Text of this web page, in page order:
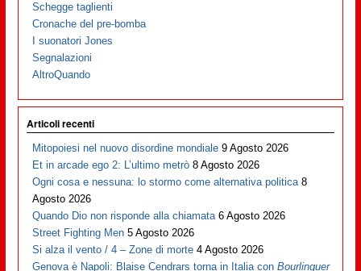
Schegge taglienti
Cronache del pre-bomba
I suonatori Jones
Segnalazioni
AltroQuando
Articoli recenti
Mitopoiesi nel nuovo disordine mondiale 9 Agosto 2026
Et in arcade ego 2: L’ultimo metrò 8 Agosto 2026
Ogni cosa e nessuna: lo stormo come alternativa politica 8
Agosto 2026
Quando Dio non risponde alla chiamata 6 Agosto 2026
Street Fighting Men 5 Agosto 2026
Si alza il vento / 4 – Zone di morte 4 Agosto 2026
Genova è Napoli: Blaise Cendrars torna in Italia conBourlinguer